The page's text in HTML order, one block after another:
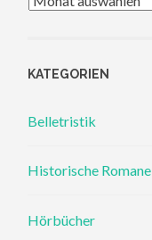
KATEGORIEN
Belletristik
Historische Romane
Hörbücher